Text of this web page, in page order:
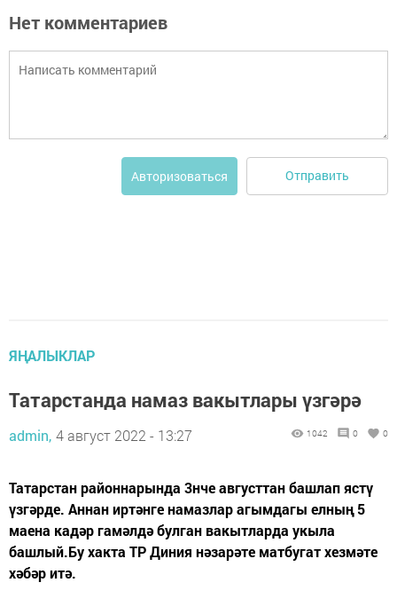
Нет комментариев
Авторизоваться Отправить
ЯҢАЛЫКЛАР
Татарстанда намаз вакытлары үзгәрә
admin, 4 август 2022 - 13:27 1042 0 0
Татарстан районнарында 3нче августтан башлап ястү
үзгәрде. Аннан иртәнге намазлар агымдагы елның 5
маена кадәр гамәлдә булган вакытларда укыла
башлый.Бу хакта ТР Диния нәзарәте матбугат хезмәте
хәбәр итә.